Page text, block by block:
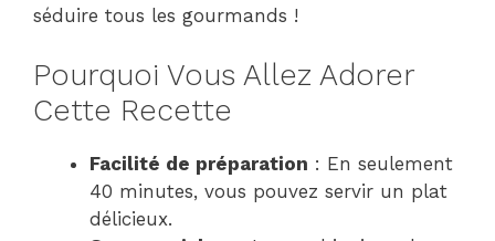
séduire tous les gourmands !
Pourquoi Vous Allez Adorer
Cette Recette
Facilité de préparation : En seulement
40 minutes, vous pouvez servir un plat
délicieux.